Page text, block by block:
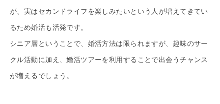
が、実はセカンドライフを楽しみたいという人が増えてきてい
るため婚活も活発です。
シニア層ということで、婚活方法は限られますが、趣味のサー
クル活動に加え、婚活ツアーを利用することで出会うチャンス
が増えるでしょう。